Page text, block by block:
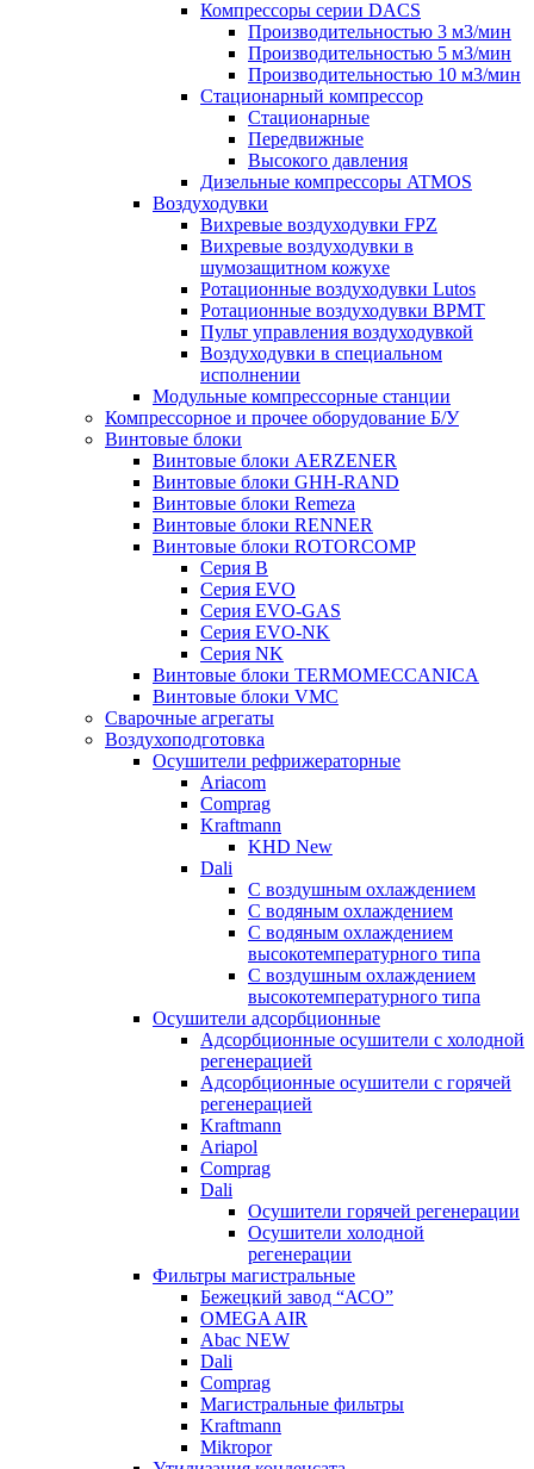
Компрессоры серии DACS
Производительностью 3 м3/мин
Производительностью 5 м3/мин
Производительностью 10 м3/мин
Стационарный компрессор
Стационарные
Передвижные
Высокого давления
Дизельные компрессоры ATMOS
Воздуходувки
Вихревые воздуходувки FPZ
Вихревые воздуходувки в
шумозащитном кожухе
Ротационные воздуходувки Lutos
Ротационные воздуходувки ВРМТ
Пульт управления воздуходувкой
Воздуходувки в специальном
исполнении
Модульные компрессорные станции
Компрессорное и прочее оборудование Б/У
Винтовые блоки
Винтовые блоки AERZENER
Винтовые блоки GHH-RAND
Винтовые блоки Remeza
Винтовые блоки RENNER
Винтовые блоки ROTORCOMP
Серия B
Серия EVO
Серия EVO-GAS
Серия EVO-NK
Серия NK
Винтовые блоки TERMOMECCANICA
Винтовые блоки VMC
Сварочные агрегаты
Воздухоподготовка
Осушители рефрижераторные
Ariacom
Comprag
Kraftmann
KHD New
Dali
C воздушным охлаждением
C водяным охлаждением
С водяным охлаждением
высокотемпературного типа
C воздушным охлаждением
высокотемпературного типа
Осушители адсорбционные
Адсорбционные осушители с холодной
регенерацией
Адсорбционные осушители с горячей
регенерацией
Kraftmann
Ariapol
Comprag
Dali
Осушители горячей регенерации
Осушители холодной
регенерации
Фильтры магистральные
Бежецкий завод “АСО”
OMEGA AIR
Abac NEW
Dali
Comprag
Магистральные фильтры
Kraftmann
Mikropor